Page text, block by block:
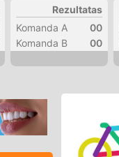
Rezultatas
00
Komanda A
00
Komanda B